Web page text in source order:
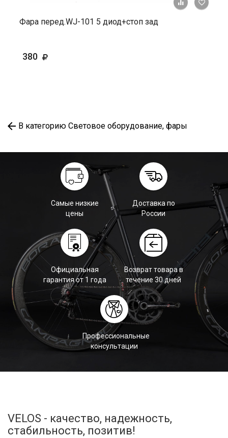
+ К
Фара перед.WJ-101 5 диод+стоп зад
380
В категорию Световое оборудование, фары
Самые низкие
цены
Доставка по
России
Официальная
гарантия от 1 года
Возврат товара в
течение 30 дней
Профессиональные
консультации
VELOS - качество, надежность,
стабильность, позитив!